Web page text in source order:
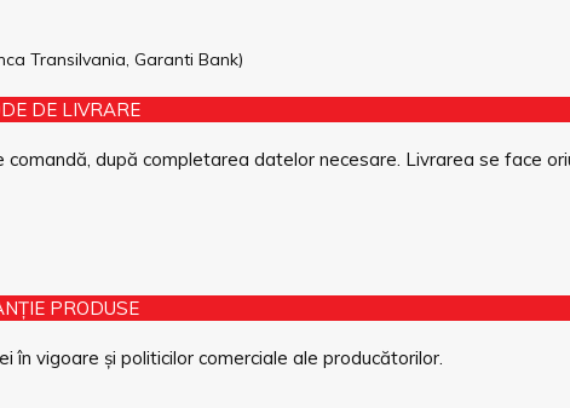
Transilvania, Garanti Bank)
DE LIVRARE
după completarea datelor necesare. Livrarea se face
PRODUSE
vigoare și politicilor comerciale ale producătorilor.